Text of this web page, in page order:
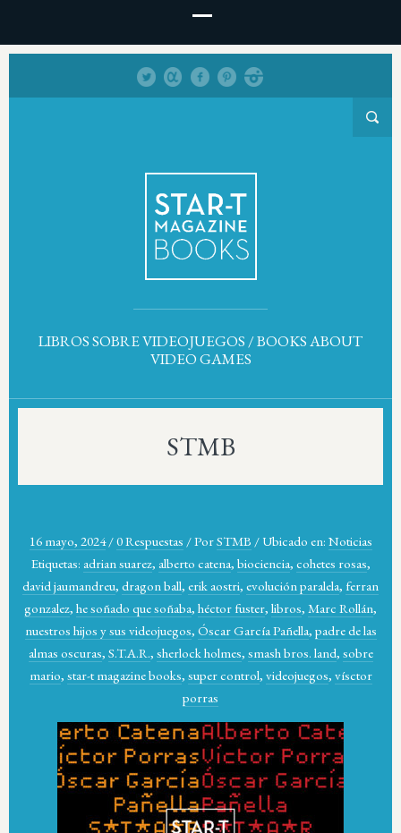
LIBROS SOBRE VIDEOJUEGOS / BOOKS ABOUT
VIDEO GAMES
STMB
16 mayo, 2024 /0 Respuestas /PorSTMB / Ubicado en: Noticias
Etiquetas: adrian suarez, alberto catena, biociencia, cohetes rosas,
david jaumandreu, dragon ball, erik aostri, evolución paralela, ferran
gonzalez, he soñado que soñaba, héctor fuster, libros, Marc Rollán,
nuestros hijos y sus videojuegos, Óscar García Pañella, padre de las
almas oscuras, S.T.A.R., sherlock holmes, smash bros. land, sobre
mario, star-t magazine books, super control, videojuegos, vísctor
porras